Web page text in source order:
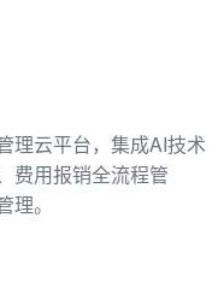
理云平台，集成AI技术
费用报销全流程管
。